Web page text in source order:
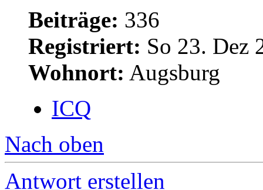
Beiträge: 336
Registriert: So 23. Dez
Wohnort: Augsburg
ICQ
Nach oben
Antwort erstellen